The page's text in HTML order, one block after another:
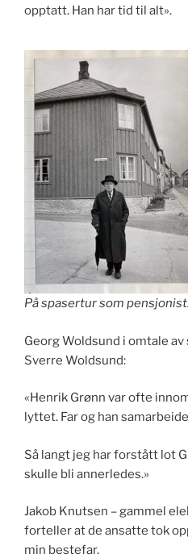
opptatt. Han har tid til alt».
På spasertur som pensjonist.
Georg Woldsund i omtale
Sverre Woldsund:
«Henrik Grønn var ofte
lyttet. Far og han
Så langt jeg har forstått lot
skulle bli annerledes.»
Jakob Knutsen – gammel
forteller at de ansatte tok
min bestefar.